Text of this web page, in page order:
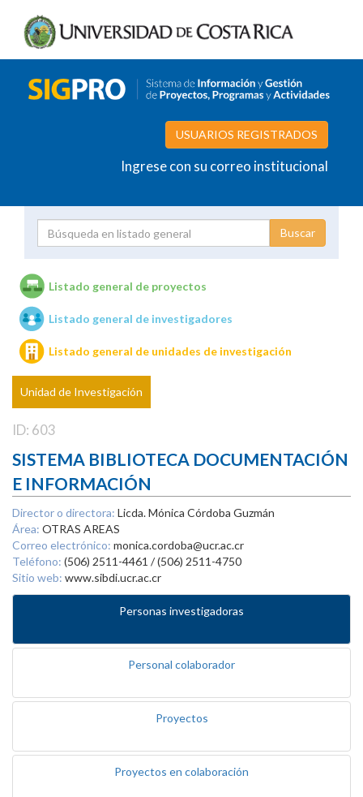
USUARIOS REGISTRADOS
Ingrese con su correo institucional
Unidades de investigación
Listado general de proyectos
Listado general de investigadores
Listado general de unidades de investigación
Unidad de Investigación
ID: 603
SISTEMA BIBLIOTECA DOCUMENTACIÓN
E INFORMACIÓN
Director o directora: Licda. Mónica Córdoba Guzmán
Área: OTRAS AREAS
Correo electrónico: monica.cordoba@ucr.ac.cr
Teléfono: (506) 2511-4461 / (506) 2511-4750
Sitio web: www.sibdi.ucr.ac.cr
Personas investigadoras
Personal colaborador
Proyectos
Proyectos en colaboración